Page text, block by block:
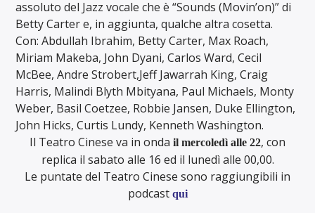
assoluto del Jazz vocale che è “Sounds (Movin’on)” di
Betty Carter e, in aggiunta, qualche altra cosetta.
Con: Abdullah Ibrahim, Betty Carter, Max Roach,
Miriam Makeba, John Dyani, Carlos Ward, Cecil
McBee, Andre Strobert,Jeff Jawarrah King, Craig
Harris, Malindi Blyth Mbityana, Paul Michaels, Monty
Weber, Basil Coetzee, Robbie Jansen, Duke Ellington,
John Hicks, Curtis Lundy, Kenneth Washington.
Il Teatro Cinese va in onda il mercoledì alle 22, con
replica il sabato alle 16 ed il lunedì alle 00,00.
Le puntate del Teatro Cinese sono raggiungibili in
podcast qui